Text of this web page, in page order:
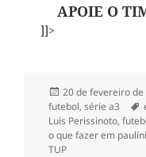
APOIE O
]]>
Publicado
em
20 de fevereiro de
futebol,série a3
Luis Perissinoto,
o que fazer em
TUP